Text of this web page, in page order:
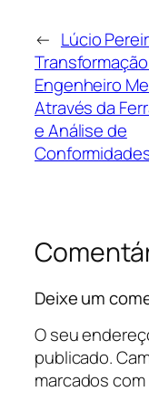
← Lúcio
Engenheiro
Através da
e Análise de
Deixe um
O seu
publicado.
marcados com